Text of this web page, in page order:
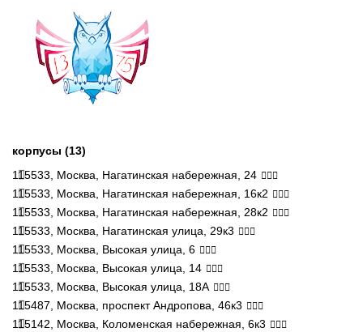
корпусы (13)
115533, Москва, Нагатинская набережная, 24
115533, Москва, Нагатинская набережная, 16к2
115533, Москва, Нагатинская набережная, 28к2
115533, Москва, Нагатинская улица, 29к3
115533, Москва, Высокая улица, 6
115533, Москва, Высокая улица, 14
115533, Москва, Высокая улица, 18А
115487, Москва, проспект Андропова, 46к3
115142, Москва, Коломенская набережная, 6к3